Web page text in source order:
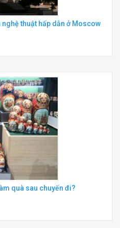
thuật hấp dẫn ở Moscow
quà sau chuyến đi?